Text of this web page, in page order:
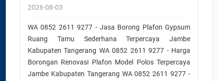
2026-08-03
WA 0852 2611 9277 - Jasa Borong Plafon Gypsum
Ruang Tamu Sederhana Terpercaya Jambe
Kabupaten Tangerang WA 0852 2611 9277 - Harga
Borongan Renovasi Plafon Model Polos Terpercaya
Jambe Kabupaten Tangerang WA 0852 2611 9277 -